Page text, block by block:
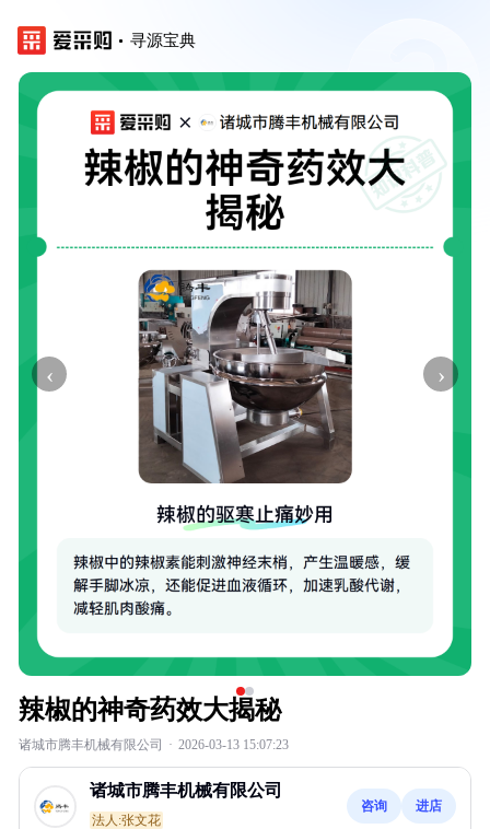
寻源宝典
‹ ›
辣椒的神奇药效大揭秘
诸城市腾丰机械有限公司 · 2026-03-13 15:07:23
诸城市腾丰机械有限公司
法人:张文花
咨询 进店